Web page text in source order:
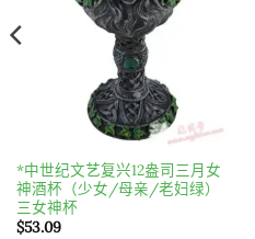
*中世纪文艺复兴12盎司三月女
神酒杯（少女/母亲/老妇绿）
三女神杯
$53.09